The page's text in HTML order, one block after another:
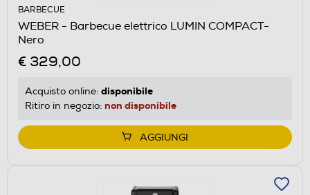
BARBECUE
WEBER - Barbecue elettrico LUMIN COMPACT-
Nero
€ 329,00
Acquisto online: disponibile
Ritiro in negozio: non disponibile
AGGIUNGI